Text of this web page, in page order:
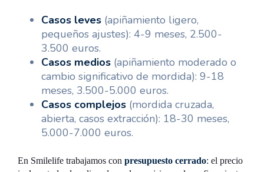
Casos leves (apiñamiento ligero,
pequeños ajustes): 4-9 meses, 2.500-
3.500 euros.
Casos medios (apiñamiento moderado o
cambio significativo de mordida): 9-18
meses, 3.500-5.000 euros.
Casos complejos (mordida cruzada,
abierta, casos extracción): 18-30 meses,
5.000-7.000 euros.
En Smilelife trabajamos con presupuesto cerrado: el precio